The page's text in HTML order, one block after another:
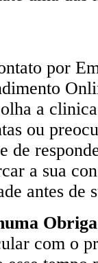
por
a
ou
de
a sua
antes de
com o